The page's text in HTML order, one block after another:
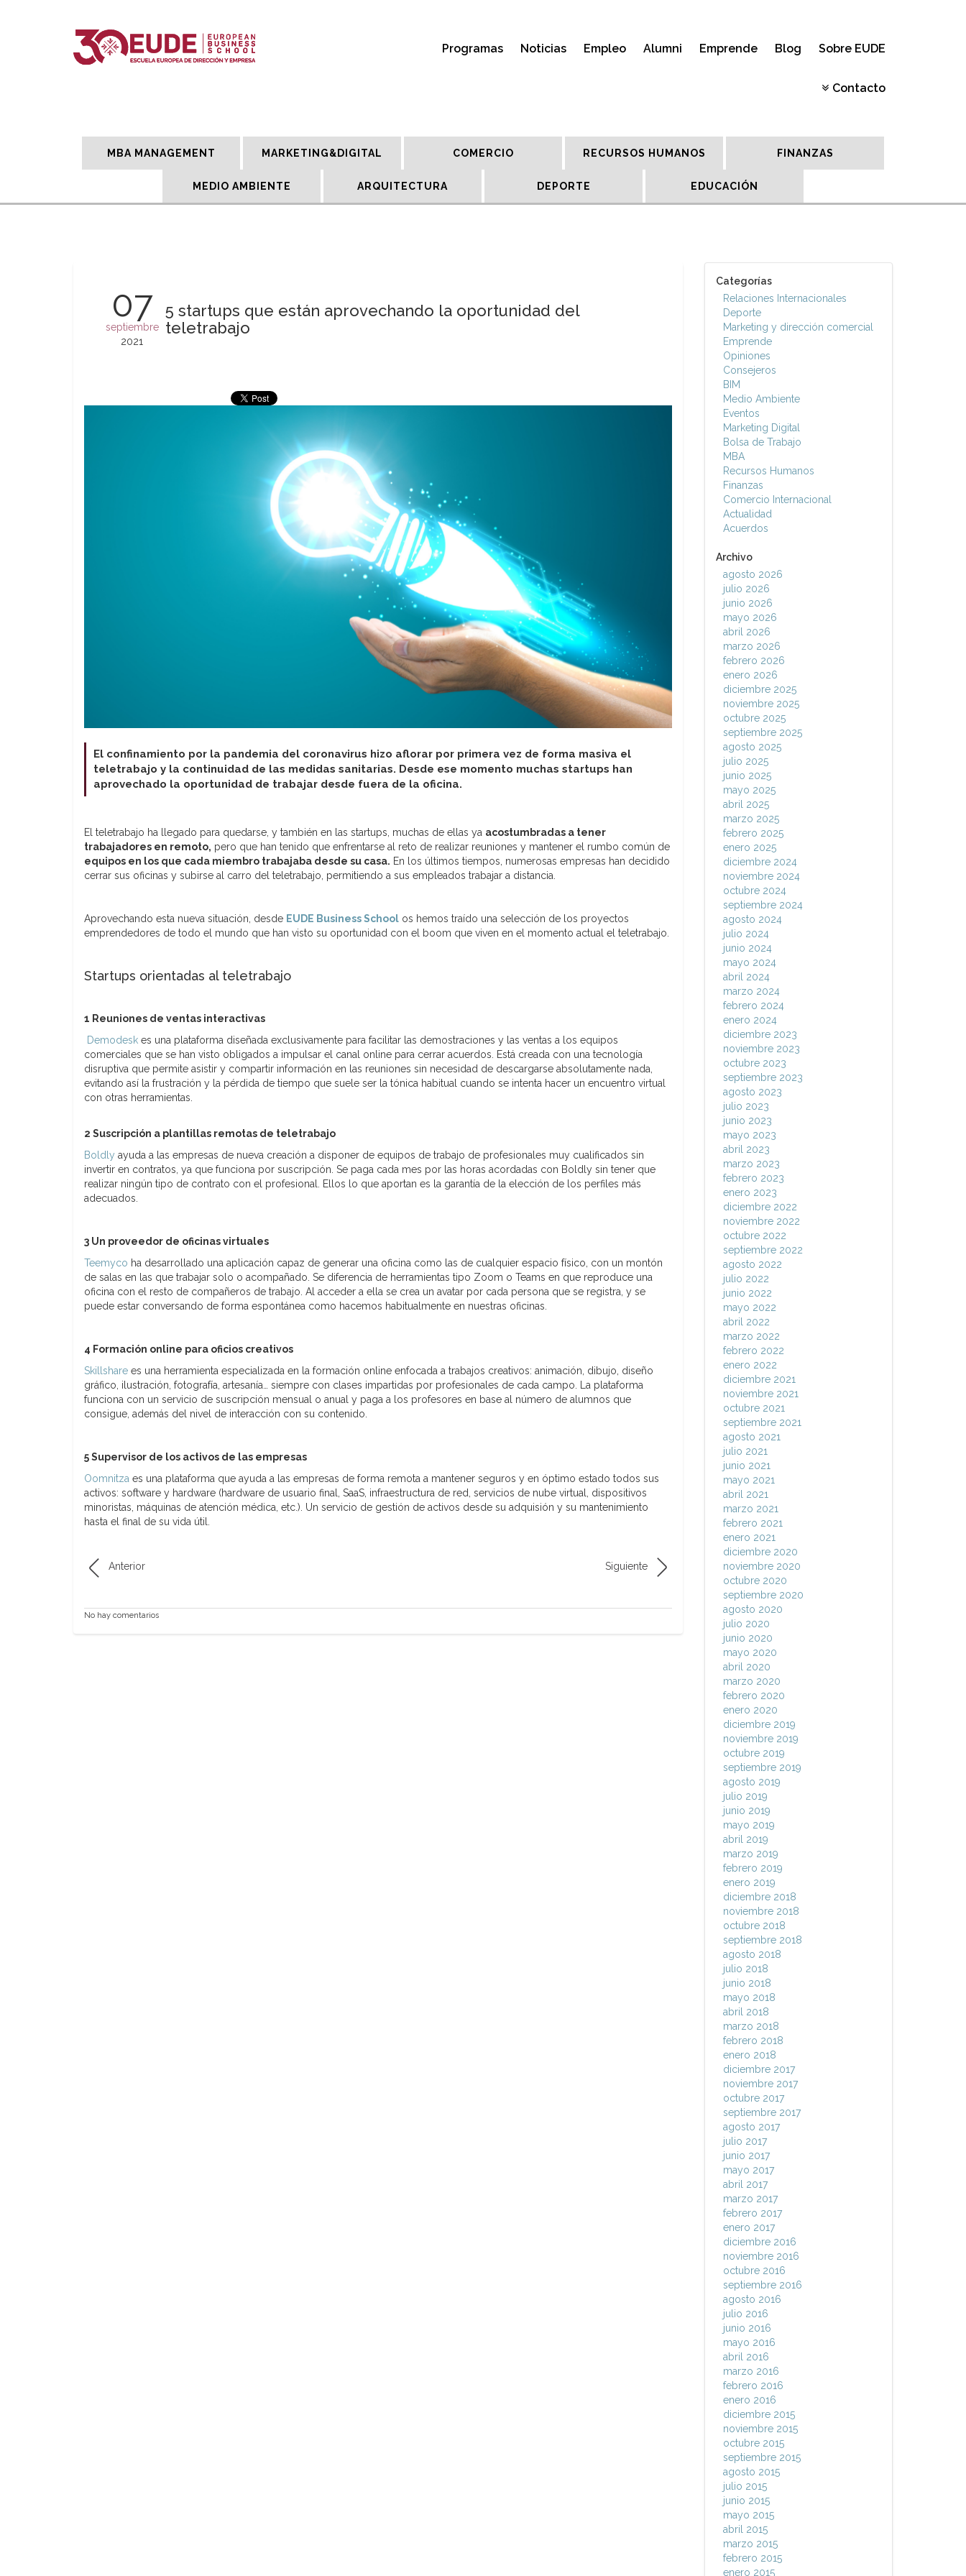
Programas Noticias Empleo Alumni Emprende Blog Sobre EUDE
Contacto
MBA MANAGEMENT MARKETING&DIGITAL COMERCIO RECURSOS HUMANOS FINANZAS
MEDIO AMBIENTE ARQUITECTURA DEPORTE EDUCACIÓN
07
septiembre
2021
5 startups que están aprovechando la oportunidad del
teletrabajo
El confinamiento por la pandemia del coronavirus hizo aflorar por primera vez de forma masiva el
teletrabajo y la continuidad de las medidas sanitarias. Desde ese momento muchas startups han
aprovechado la oportunidad de trabajar desde fuera de la oficina.
El teletrabajo ha llegado para quedarse, y también en las startups, muchas de ellas ya acostumbradas a tener
trabajadores en remoto, pero que han tenido que enfrentarse al reto de realizar reuniones y mantener el rumbo común de
equipos en los que cada miembro trabajaba desde su casa. En los últimos tiempos, numerosas empresas han decidido
cerrar sus oficinas y subirse al carro del teletrabajo, permitiendo a sus empleados trabajar a distancia.
Aprovechando esta nueva situación, desde EUDE Business School os hemos traído una selección de los proyectos
emprendedores de todo el mundo que han visto su oportunidad con el boom que viven en el momento actual el teletrabajo.
Startups orientadas al teletrabajo
1 Reuniones de ventas interactivas
Demodesk es una plataforma diseñada exclusivamente para facilitar las demostraciones y las ventas a los equipos
comerciales que se han visto obligados a impulsar el canal online para cerrar acuerdos. Está creada con una tecnología
disruptiva que permite asistir y compartir información en las reuniones sin necesidad de descargarse absolutamente nada,
evitando así la frustración y la pérdida de tiempo que suele ser la tónica habitual cuando se intenta hacer un encuentro virtual
con otras herramientas.
2 Suscripción a plantillas remotas de teletrabajo
Boldly ayuda a las empresas de nueva creación a disponer de equipos de trabajo de profesionales muy cualificados sin
invertir en contratos, ya que funciona por suscripción. Se paga cada mes por las horas acordadas con Boldly sin tener que
realizar ningún tipo de contrato con el profesional. Ellos lo que aportan es la garantía de la elección de los perfiles más
adecuados.
3 Un proveedor de oficinas virtuales
Teemyco ha desarrollado una aplicación capaz de generar una oficina como las de cualquier espacio físico, con un montón
de salas en las que trabajar solo o acompañado. Se diferencia de herramientas tipo Zoom o Teams en que reproduce una
oficina con el resto de compañeros de trabajo. Al acceder a ella se crea un avatar por cada persona que se registra, y se
puede estar conversando de forma espontánea como hacemos habitualmente en nuestras oficinas.
4 Formación online para oficios creativos
Skillshare es una herramienta especializada en la formación online enfocada a trabajos creativos: animación, dibujo, diseño
gráfico, ilustración, fotografía, artesanía… siempre con clases impartidas por profesionales de cada campo. La plataforma
funciona con un servicio de suscripción mensual o anual y paga a los profesores en base al número de alumnos que
consigue, además del nivel de interacción con su contenido.
5 Supervisor de los activos de las empresas
Oomnitza es una plataforma que ayuda a las empresas de forma remota a mantener seguros y en óptimo estado todos sus
activos: software y hardware (hardware de usuario final, SaaS, infraestructura de red, servicios de nube virtual, dispositivos
minoristas, máquinas de atención médica, etc.). Un servicio de gestión de activos desde su adquisión y su mantenimiento
hasta el final de su vida útil.
Anterior Siguiente
No hay comentarios
Categorías
Relaciones Internacionales
Deporte
Marketing y dirección comercial
Emprende
Opiniones
Consejeros
BIM
Medio Ambiente
Eventos
Marketing Digital
Bolsa de Trabajo
MBA
Recursos Humanos
Finanzas
Comercio Internacional
Actualidad
Acuerdos
Archivo
agosto 2026
julio 2026
junio 2026
mayo 2026
abril 2026
marzo 2026
febrero 2026
enero 2026
diciembre 2025
noviembre 2025
octubre 2025
septiembre 2025
agosto 2025
julio 2025
junio 2025
mayo 2025
abril 2025
marzo 2025
febrero 2025
enero 2025
diciembre 2024
noviembre 2024
octubre 2024
septiembre 2024
agosto 2024
julio 2024
junio 2024
mayo 2024
abril 2024
marzo 2024
febrero 2024
enero 2024
diciembre 2023
noviembre 2023
octubre 2023
septiembre 2023
agosto 2023
julio 2023
junio 2023
mayo 2023
abril 2023
marzo 2023
febrero 2023
enero 2023
diciembre 2022
noviembre 2022
octubre 2022
septiembre 2022
agosto 2022
julio 2022
junio 2022
mayo 2022
abril 2022
marzo 2022
febrero 2022
enero 2022
diciembre 2021
noviembre 2021
octubre 2021
septiembre 2021
agosto 2021
julio 2021
junio 2021
mayo 2021
abril 2021
marzo 2021
febrero 2021
enero 2021
diciembre 2020
noviembre 2020
octubre 2020
septiembre 2020
agosto 2020
julio 2020
junio 2020
mayo 2020
abril 2020
marzo 2020
febrero 2020
enero 2020
diciembre 2019
noviembre 2019
octubre 2019
septiembre 2019
agosto 2019
julio 2019
junio 2019
mayo 2019
abril 2019
marzo 2019
febrero 2019
enero 2019
diciembre 2018
noviembre 2018
octubre 2018
septiembre 2018
agosto 2018
julio 2018
junio 2018
mayo 2018
abril 2018
marzo 2018
febrero 2018
enero 2018
diciembre 2017
noviembre 2017
octubre 2017
septiembre 2017
agosto 2017
julio 2017
junio 2017
mayo 2017
abril 2017
marzo 2017
febrero 2017
enero 2017
diciembre 2016
noviembre 2016
octubre 2016
septiembre 2016
agosto 2016
julio 2016
junio 2016
mayo 2016
abril 2016
marzo 2016
febrero 2016
enero 2016
diciembre 2015
noviembre 2015
octubre 2015
septiembre 2015
agosto 2015
julio 2015
junio 2015
mayo 2015
abril 2015
marzo 2015
febrero 2015
enero 2015